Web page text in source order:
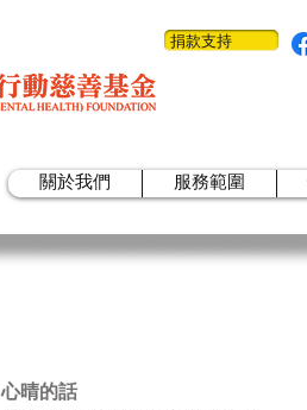
捐款支持
關於我們 服務範圍
​心晴的話